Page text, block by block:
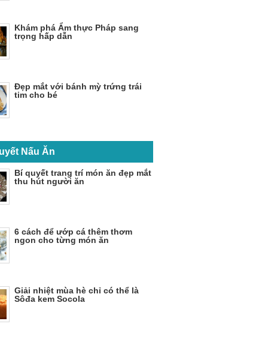
Khám phá Ẩm thực Pháp sang
trọng hấp dẫn
Đẹp mắt với bánh mỳ trứng trái
tim cho bé
Nấu Ăn
Bí quyết trang trí món ăn đẹp mắt
thu hút người ăn
6 cách để ướp cá thêm thơm
ngon cho từng món ăn
Giải nhiệt mùa hè chỉ có thể là
Sôđa kem Socola